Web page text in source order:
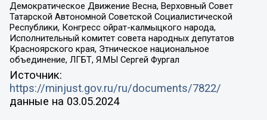
Демократическое Движение Весна, Верховный Совет
Татарской Автономной Советской Социалистической
Республики, Конгресс ойрат-калмыцкого народа,
Исполнительный комитет совета народных депутатов
Красноярского края, Этническое национальное
объединение, ЛГБТ, Я.МЫ Сергей Фургал
Источник:
https://minjust.gov.ru/ru/documents/7822/
данные на 03.05.2024